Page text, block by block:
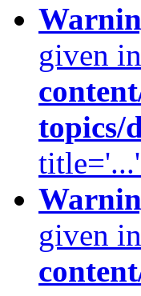
given in
topics/
given in